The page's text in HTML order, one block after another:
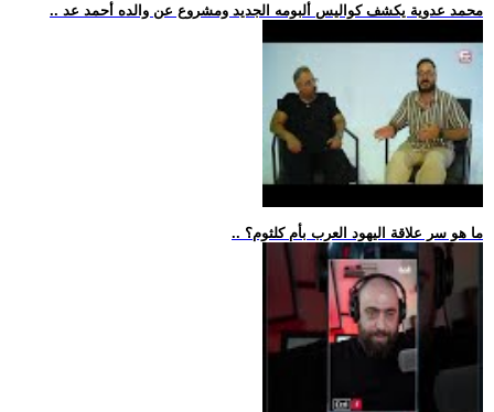
.. محمد عدوية يكشف كواليس ألبومه الجديد ومشروع عن والده أحمد عد
.. ما هو سر علاقة اليهود العرب بأم كلثوم؟